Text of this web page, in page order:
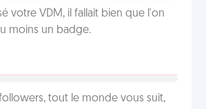
votre VDM, il fallait bien que l'on
moins un badge.
tout le monde vous suit,